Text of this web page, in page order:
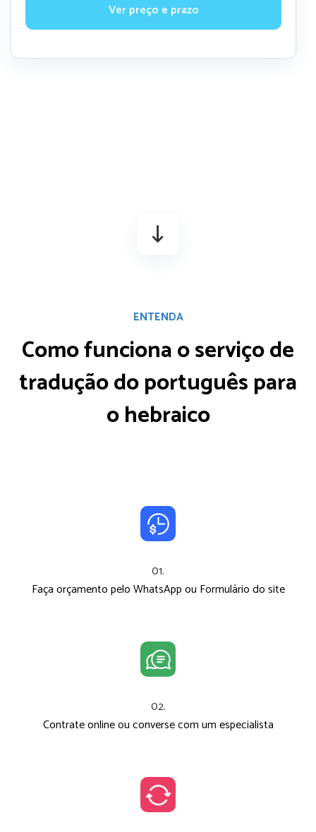
Ver preço e prazo
ENTENDA
Como funciona o serviçode
tradução do português para
o hebraico
01.
Faça orçamento pelo WhatsApp ou Formulário do site
02.
Contrate online ou converse com um especialista